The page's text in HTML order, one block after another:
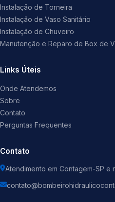
Instalação de Torneira
Instalação de Vaso Sanitário
Instalação de Chuveiro
Manutenção e Reparo de Box de
Links Úteis
Onde Atendemos
Sobre
Contato
Perguntas Frequentes
Contato
Atendimento em Contagem-SP e